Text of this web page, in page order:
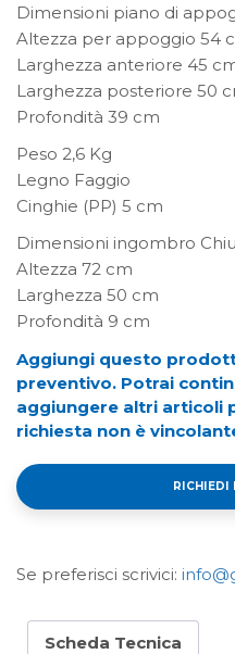
Dimensioni piano di
Altezza per appoggio 54
Larghezza anteriore 45
Larghezza posteriore 50
Profondità 39 cm
Peso 2,6 Kg
Legno Faggio
Cinghie (PP) 5 cm
Dimensioni ingombro
Altezza 72 cm
Larghezza 50 cm
Profondità 9 cm
Aggiungi questo
preventivo. Potrai
aggiungere altri articoli
richiesta non è
RICHIEDI
Se preferisci scrivici:
Scheda Tecnica